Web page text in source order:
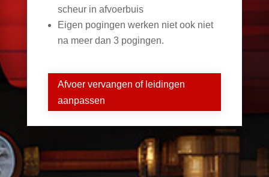
scheur in afvoerbuis
Eigen pogingen werken niet ook niet
na meer dan 3 pogingen.
Afvoer vervangen of leidingen
aanpassen